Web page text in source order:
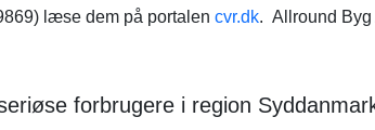
læse dem på portalen cvr.dk. Allround Byg
forbrugere i region